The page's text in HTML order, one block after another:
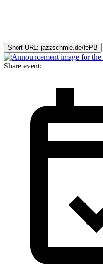
Short-URL: jazzschmie.de/fePB
Share event: